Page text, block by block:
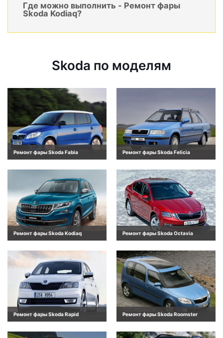
Где можно выполнить - Ремонт фары
Skoda Kodiaq?
Skoda по моделям
Ремонт фары Skoda Fabia Ремонт фары Skoda Felicia
Ремонт фары Skoda Kodiaq Ремонт фары Skoda Octavia
Ремонт фары Skoda Rapid Ремонт фары Skoda Roomster